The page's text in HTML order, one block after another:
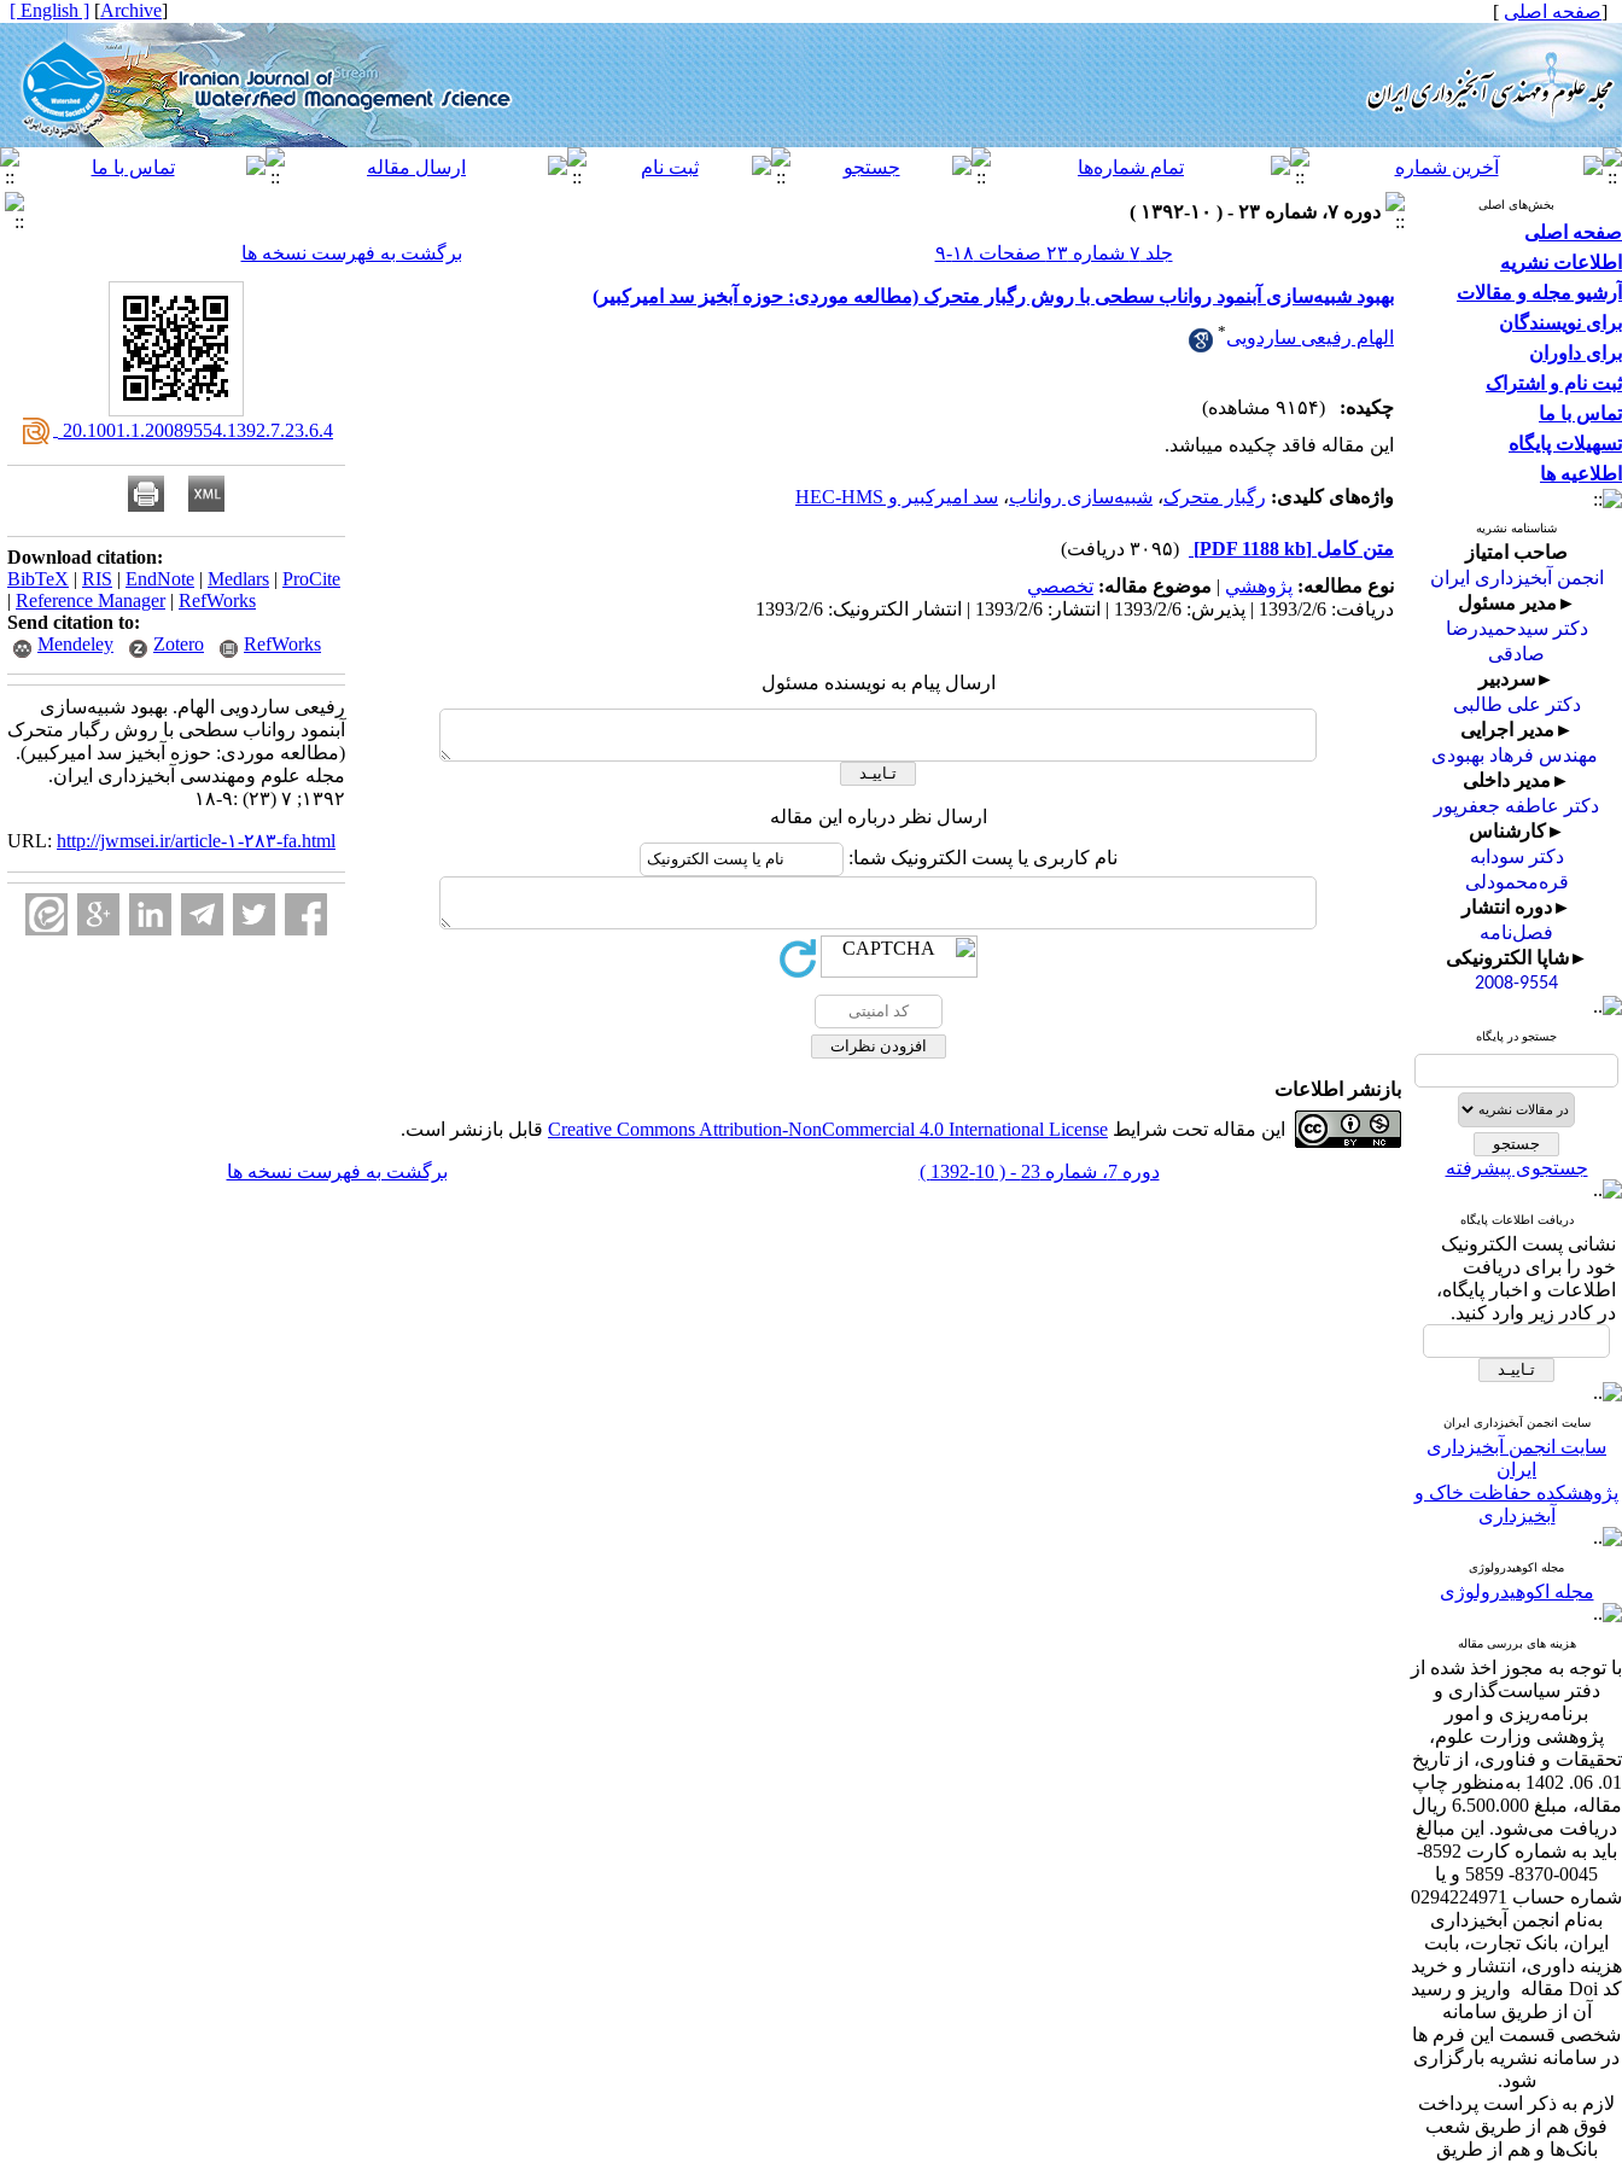
[صفحه اصلی ]
[
Archive
]
[ English ]
بخش‌های اصلی
صفحه اصلی
اطلاعات نشریه
آرشیو مجله و مقالات
برای نویسندگان
برای داوران
ثبت نام و اشتراک
تماس با ما
تسهیلات پایگاه
اطلاعیه ها
شناسنامه نشریه
صاحب امتیاز
انجمن آبخیزداری ایران
►مدیر مسئول
دکتر سیدحمیدرضا
صادقی
►سردبیر
دکتر علی طالبی
►مدیر اجرایی
مهندس فرهاد بهبودی
►مدیر داخلی
دکتر عاطفه جعفرپور
►کارشناس
دکتر سودابه
قره‌محمودلی
►دوره انتشار
فصل‌نامه
►شاپا الکترونیکی
2008-9554
جستجو در پایگاه
جستجوی پیشرفته
دریافت اطلاعات پایگاه
نشانی پست الکترونیک
خود را برای دریافت
اطلاعات و اخبار پایگاه،
در کادر زیر وارد کنید.
سایت انجمن آبخیزداری ایران
سایت انجمن آبخیزداری
ایران
پژوهشکده حفاظت خاک و
آبخیزداری
مجله اکوهیدرولوژی
مجله اکوهیدرولوژی
هزینه های بررسی مقاله
با توجه به مجوز اخذ شده از
دفتر سیاست‌گذاری و
برنامه‌ریزی و امور
پژوهشی وزارت علوم،
تحقیقات و فناوری، از تاریخ
01. 06. 1402 به‌منظور چاپ
مقاله، مبلغ 6.500.000 ریال
دریافت می‌شود. این مبالغ
باید به شماره کارت 8592-
0045-8370- 5859 و یا
شماره حساب 0294224971
به‌نام انجمن آبخیزداری
ایران، بانک تجارت، بابت
هزینه داوری، انتشار و خرید
کد Doi مقاله واریز و رسید
آن از طریق سامانه
شخصی قسمت این فرم ها
در سامانه نشریه بارگزاری
شود.
لازم به ذکر است پرداخت
فوق هم از طریق شعب
بانک‌‌ها و هم از طریق
دوره ۷، شماره ۲۳ - ( ۱۰-۱۳۹۲ )
جلد ۷ شماره ۲۳ صفحات ۱۸-۹
برگشت به فهرست نسخه ها
بهبود شبیه‌سازی آبنمود رواناب سطحی با روش رگبار متحرک (مطالعه موردی: حوزه آبخیز سد امیرکبیر)
الهام رفیعی ساردویی*
چکیده:
(۹۱۵۴ مشاهده)
این مقاله فاقد چکیده می​باشد.
واژه‌های کلیدی: رگبار متحرک، شبیه‌سازی رواناب، سد امیرکبیر و HEC-HMS
متن کامل [PDF 1188 kb]
(۳۰۹۵ دریافت)
نوع مطالعه: پژوهشي | موضوع مقاله: تخصصي
دریافت: 1393/2/6 | پذیرش: 1393/2/6 | انتشار: 1393/2/6 | انتشار الکترونیک: 1393/2/6
ارسال پیام به نویسنده مسئول
ارسال نظر درباره این مقاله
نام کاربری یا پست الکترونیک شما:
‎ 20.1001.1.20089554.1392.7.23.6.4
Download citation:
BibTeX | RIS | EndNote | Medlars | ProCite
| Reference Manager| RefWorks
Send citation to:
Mendeley
Zotero RefWorks
رفیعی ساردویی الهام. بهبود شبیه‌سازی
آبنمود رواناب سطحی با روش رگبار متحرک
(مطالعه موردی: حوزه آبخیز سد امیرکبیر).
مجله علوم ومهندسی آبخیزداری ایران.
۱۳۹۲; ۷ (۲۳) :۹-۱۸
URL: http://jwmsei.ir/article-۱-۲۸۳-fa.html
بازنشر اطلاعات
این مقاله تحت شرایط Creative Commons Attribution-NonCommercial 4.0 International License قابل بازنشر است.
دوره 7، شماره 23 - ( 10-1392 ) برگشت به فهرست نسخه ها